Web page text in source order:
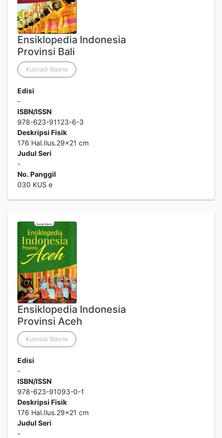
Ensiklopedia Indonesia
Provinsi Bali
Kusnadi Wasrie
Edisi
-
ISBN/ISSN
978-623-91123-6-3
Deskripsi Fisik
176 Hal.Ilus.29x21 cm
Judul Seri
-
No. Panggil
030 KUS e
Ensiklopedia Indonesia
Provinsi Aceh
Kusnadi Wasrie
Edisi
-
ISBN/ISSN
978-623-91093-0-1
Deskripsi Fisik
176 Hal.Ilus.29x21 cm
Judul Seri
-